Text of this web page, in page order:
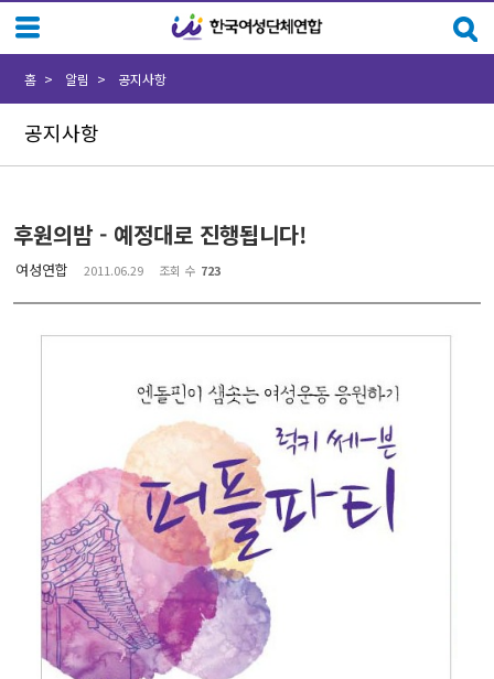
공지사항
홈 알림 공지사항
후원의밤 - 예정대로 진행됩니다!
여성연합 2011.06.29 조회 수 723